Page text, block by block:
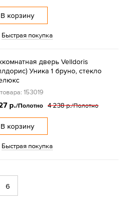
В корзину
Быстрая покупка
дверь Velldoris
Уника 1 бруно, стекло
153019
р./Полотно 4 238 р./Полотно
В корзину
Быстрая покупка
6